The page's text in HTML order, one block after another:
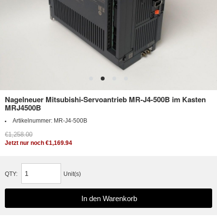
Nagelneuer Mitsubishi-Servoantrieb MR-J4-500B im Kasten
MRJ4500B
Artikelnummer: MR-J4-500B
€1,258.00
Jetzt nur noch €1,169.94
QTY: Unit(s)